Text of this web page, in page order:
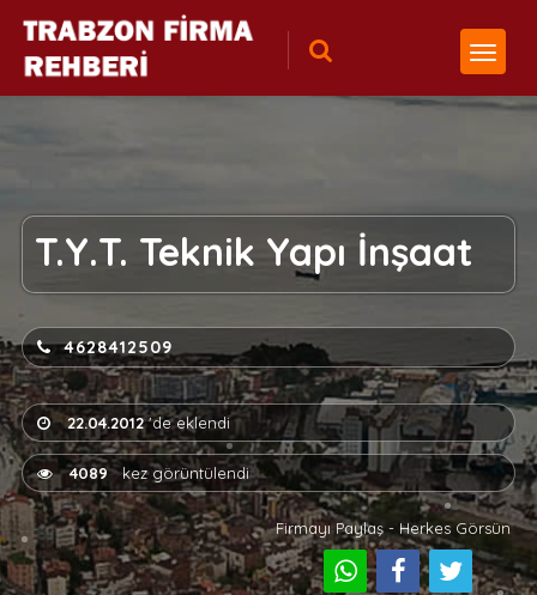
T.Y.T. Teknik Yapı İnşaat
4628412509
22.04.2012'de eklendi
4089kez görüntülendi
Firmayı Paylaş - Herkes Görsün